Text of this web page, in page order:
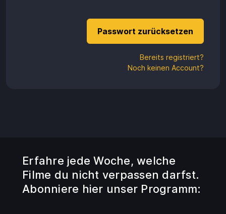
Einlösen
Bereits registriert?
Noch keinen Account?
Erfahre jede Woche, welche
Filme du nicht verpassen darfst.
Abonniere hier unser Programm: